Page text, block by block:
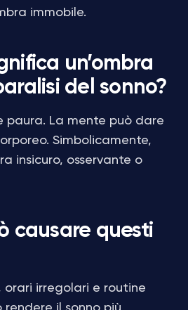
immobile.
un’ombra
del sonno?
paura. La mente può dare
Simbolicamente,
insicuro, osservante o
causare questi
orari irregolari e routine